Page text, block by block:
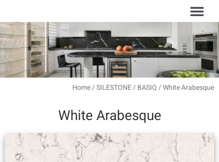
Home/SILESTONE/ BASIQ/ White Arabesque
White Arabesque